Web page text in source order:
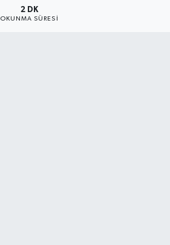
2 DK
OKUNMA SÜRESI